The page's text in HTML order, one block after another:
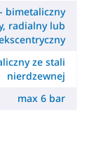
bimetaliczny
radialny lub
ze stali
nierdzewnej
max 6 bar